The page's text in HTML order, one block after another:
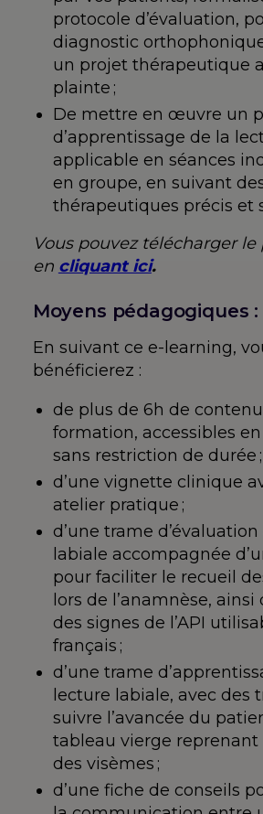
protocole d’évaluation,
diagnostic
un projet thérapeutique
plainte ;
De mettre en œuvre un
d’apprentissage de la
applicable en séances
en groupe, en suivant
thérapeutiques précis et
Vous pouvez télécharger
en cliquant ici.
Moyens pédagogiques :
En suivant ce e-learning,
bénéficierez :
de plus de 6h de
formation, accessibles
sans restriction de durée ;
d’une vignette clinique
atelier pratique ;
d’une trame
labiale accompagnée
pour faciliter le recueil
lors de l’anamnèse, ainsi
des signes de l’API
français ;
d’une trame
lecture labiale, avec des
suivre l’avancée du
tableau vierge reprenant
des visèmes ;
d’une fiche de conseils